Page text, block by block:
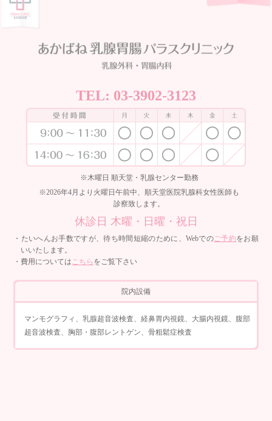
TEL: 03-3902-3123
※木曜日 順天堂・乳腺センター勤務
※2026年4月より火曜日午前中、順天堂医院乳腺科女性医師も
診察致します。
休診日 木曜・日曜・祝日
・たいへんお手数ですが、待ち時間短縮のために、Webでのご予約をお願
いいたします。
・費用についてはこちら をご覧下さい
院内設備
マンモグラフィ、乳腺超音波検査、経鼻胃内視鏡、大腸内視鏡、腹部
超音波検査、胸部・腹部レントゲン、骨粗鬆症検査